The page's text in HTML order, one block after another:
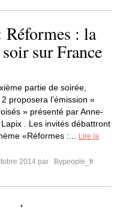
: la
sur France
partie de soirée,
proposera l’émission «
» présenté par Anne-
. Les invités débattront
«Réformes :...
Lire la
2014 par
Bypeople_fr